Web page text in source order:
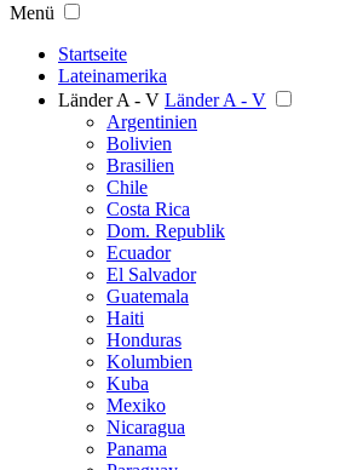
Menü
Startseite
Lateinamerika
Länder A - V Länder A - V
Argentinien
Bolivien
Brasilien
Chile
Costa Rica
Dom. Republik
Ecuador
El Salvador
Guatemala
Haiti
Honduras
Kolumbien
Kuba
Mexiko
Nicaragua
Panama